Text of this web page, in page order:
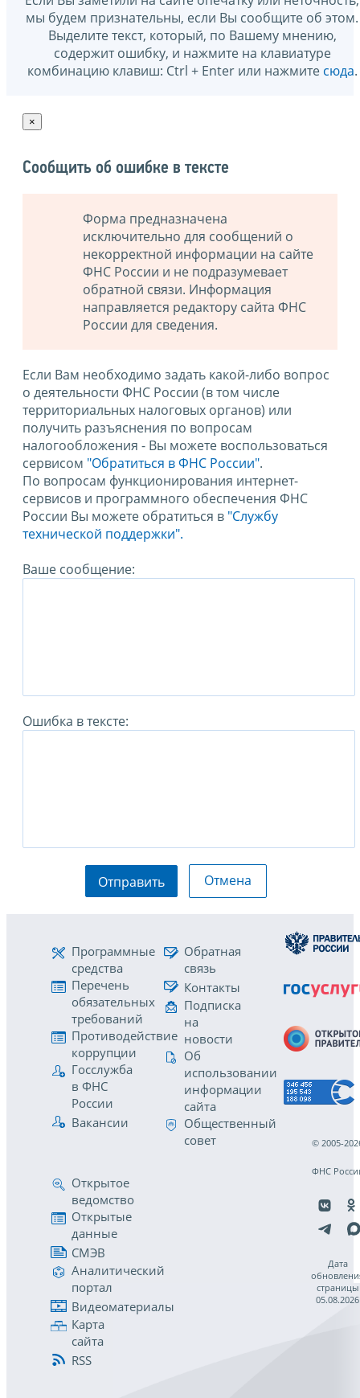
мы будем признательны, если Вы сообщите об этом.
Выделите текст, который, по Вашему мнению,
содержит ошибку, и нажмите на клавиатуре
комбинацию клавиш: Ctrl + Enter или нажмите сюда.
×
Сообщить об ошибке в тексте
Форма предназначена
исключительно для сообщений о
некорректной информации на сайте
ФНС России и не подразумевает
обратной связи. Информация
направляется редактору сайта ФНС
России для сведения.
Если Вам необходимо задать какой-либо вопрос
о деятельности ФНС России (в том числе
территориальных налоговых органов) или
получить разъяснения по вопросам
налогообложения - Вы можете воспользоваться
сервисом "Обратиться в ФНС России".
По вопросам функционирования интернет-
сервисов и программного обеспечения ФНС
России Вы можете обратиться в "Службу
технической поддержки".
Ваше сообщение:
Ошибка в тексте:
Отправить Отмена
Программные
средства
Перечень
обязательных
требований
Противодействие
коррупции
Госслужба
в ФНС
России
Вакансии
Обратная
связь
Контакты
Подписка
на
новости
Об
использовании
информации
сайта
Общественный
совет
Открытое
ведомство
Открытые
данные
СМЭВ
Аналитический
портал
Видеоматериалы
Карта
сайта
RSS
© 2005-
ФНС
Дата
страницы
05.08.2026